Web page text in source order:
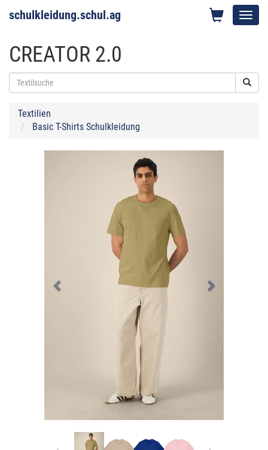
schulkleidung.schul.ag
CREATOR 2.0
Textilien
Basic T-Shirts Schulkleidung
Previous